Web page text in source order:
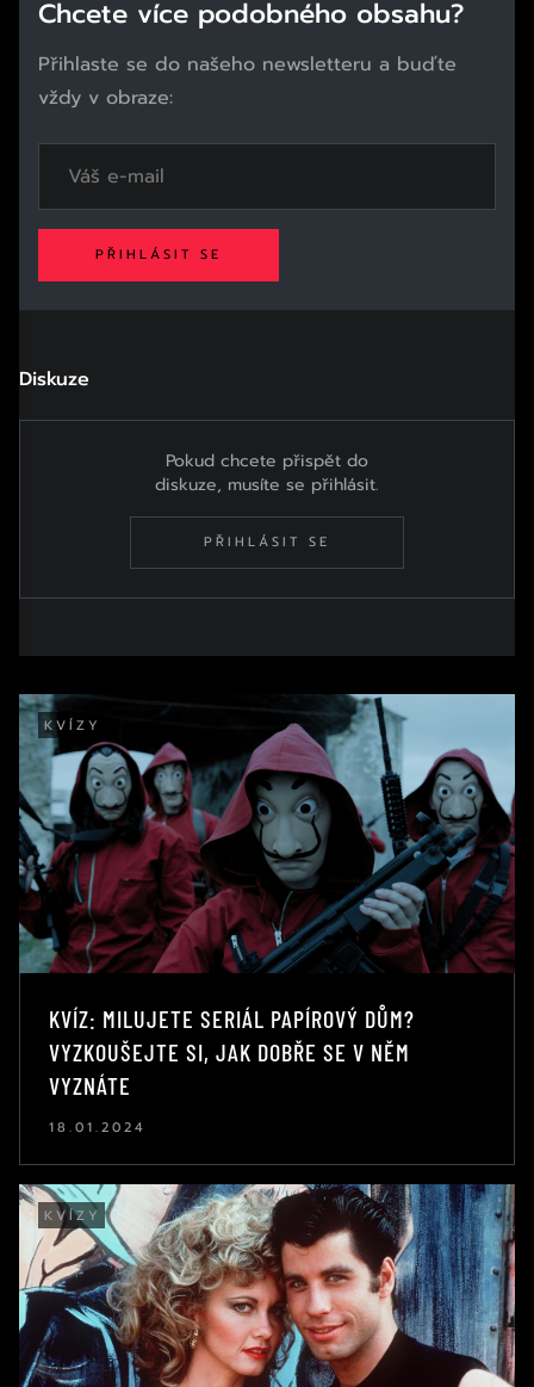
Chcete více podobného obsahu?
Přihlaste se do našeho newsletteru a buďte
vždy v obraze:
PŘIHLÁSIT SE
Diskuze
Pokud chcete přispět do
diskuze, musíte se přihlásit.
PŘIHLÁSIT SE
KVÍZY
KVÍZ: MILUJETE SERIÁL PAPÍROVÝ DŮM?
VYZKOUŠEJTE SI, JAK DOBŘE SE V NĚM
VYZNÁTE
18.01.2024
KVÍZY